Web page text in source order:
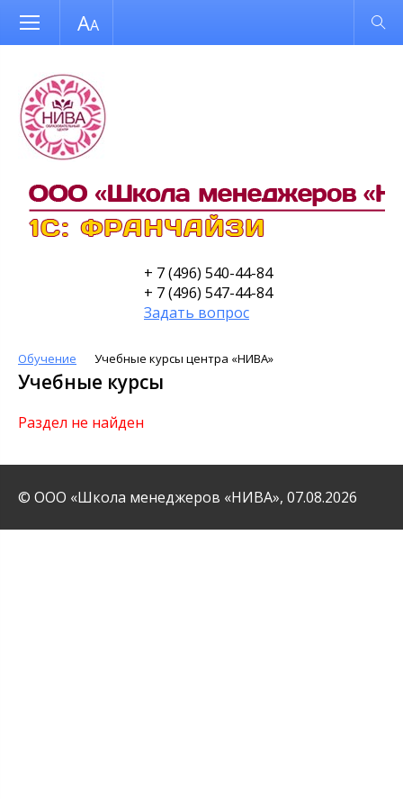
Размер шрифта Обычная версия
+ 7 (496) 540-44-84
+ 7 (496) 547-44-84
Задать вопрос
Обучение Учебные курсы центра «НИВА»
Учебные курсы
Раздел не найден
© ООО «Школа менеджеров «НИВА», 07.08.2026